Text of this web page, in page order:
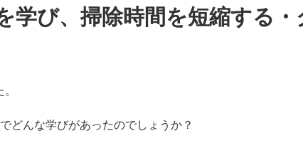
学び、掃除時間を短縮する
どんな学びがあったのでしょうか？